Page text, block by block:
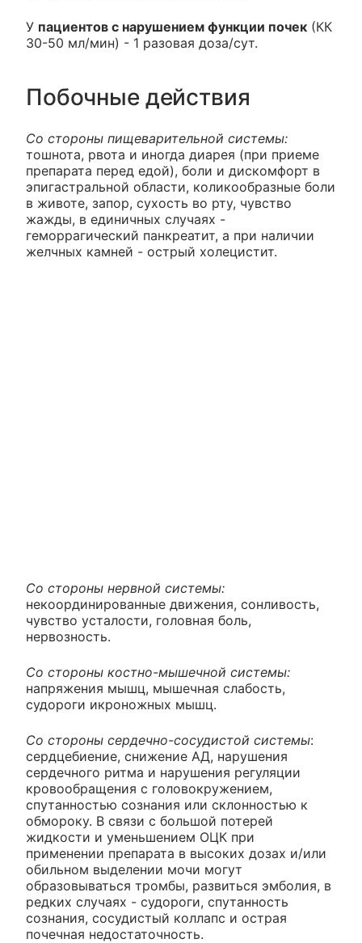
У пациентов с нарушением функции почек (КК
30-50 мл/мин) - 1 разовая доза/сут.
Побочные действия
Со стороны пищеварительной системы:
тошнота, рвота и иногда диарея (при приеме
препарата перед едой), боли и дискомфорт в
эпигастральной области, коликообразные боли
в животе, запор, сухость во рту, чувство
жажды, в единичных случаях -
геморрагический панкреатит, а при наличии
желчных камней - острый холецистит.
Со стороны нервной системы:
некоординированные движения, сонливость,
чувство усталости, головная боль,
нервозность.
Со стороны костно-мышечной системы:
напряжения мышц, мышечная слабость,
судороги икроножных мышц.
Со стороны сердечно-сосудистой системы:
сердцебиение, снижение АД, нарушения
сердечного ритма и нарушения регуляции
кровообращения с головокружением,
спутанностью сознания или склонностью к
обмороку. В связи с большой потерей
жидкости и уменьшением ОЦК при
применении препарата в высоких дозах и/или
обильном выделении мочи могут
образовываться тромбы, развиться эмболия, в
редких случаях - судороги, спутанность
сознания, сосудистый коллапс и острая
почечная недостаточность.